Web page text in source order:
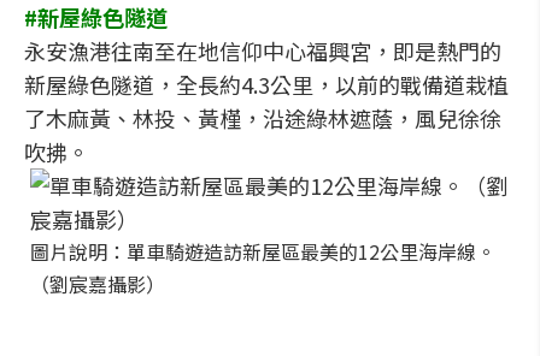
#新屋綠色隧道
永安漁港往南至在地信仰中心福興宮，即是熱門的
新屋綠色隧道，全長約4.3公里，以前的戰備道栽植
了木麻黃、林投、黃槿，沿途綠林遮蔭，風兒徐徐
吹拂。
圖片說明：單車騎遊造訪新屋區最美的12公里海岸線。
（劉宸嘉攝影）